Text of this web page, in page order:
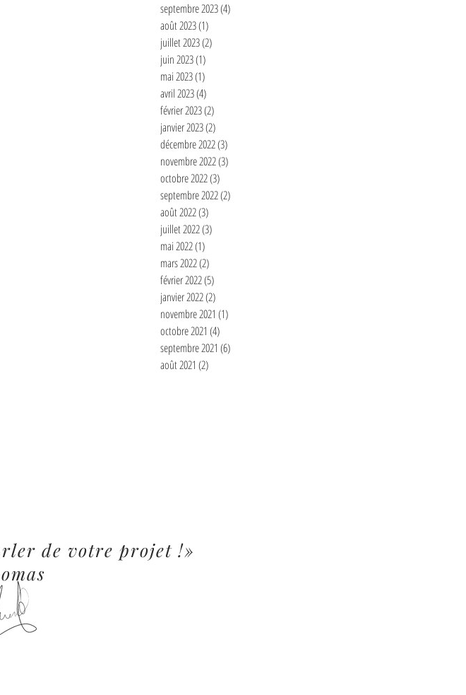
septembre 2023(4)
août 2023(1)
juillet 2023(2)
juin 2023(1)
mai 2023(1)
avril 2023(4)
février 2023(2)
janvier 2023(2)
décembre 2022(3)
novembre 2022(3)
octobre 2022(3)
septembre 2022(2)
août 2022(3)
juillet 2022(3)
mai 2022(1)
mars 2022(2)
février 2022(5)
janvier 2022(2)
novembre 2021 (1)
octobre 2021 (4)
septembre 2021 (6)
août 2021 (2)
de votre projet !»